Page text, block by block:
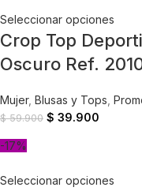
Seleccionar opciones
Crop Top
Oscuro Ref.
Mujer, Blusas y Tops
$59.900 $ 39.900
-17%
Seleccionar opciones